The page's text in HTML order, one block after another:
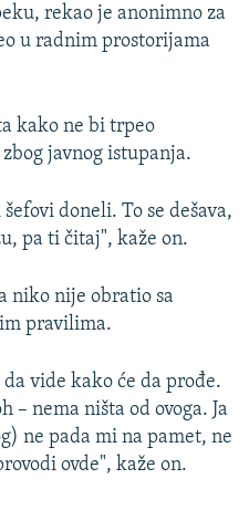
rekao je anonimno za
u radnim prostorijama
kako ne bi trpeo
javnog istupanja.
doneli. To se dešava,
pa ti čitaj", kaže on.
niko nije obratio sa
pravilima.
vide kako će da prođe.
– nema ništa od ovoga. Ja
ne pada mi na pamet, ne
ovde", kaže on.